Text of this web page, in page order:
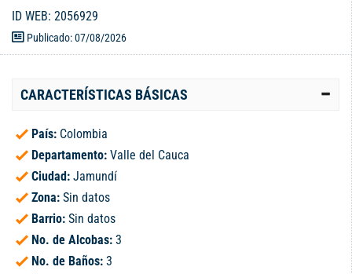
ID WEB: 2056929
Publicado: 07/08/2026
CARACTERÍSTICAS BÁSICAS
País: Colombia
Departamento: Valle del Cauca
Ciudad: Jamundí
Zona: Sin datos
Barrio: Sin datos
No. de Alcobas: 3
No. de Baños: 3